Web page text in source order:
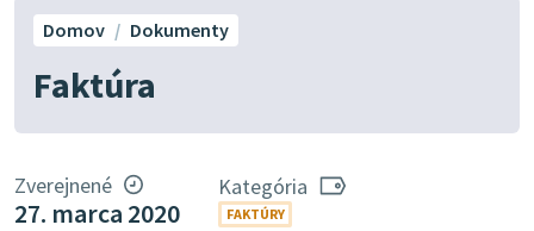
Faktúra
Domov Dokumenty
Zverejnené
27. marca 2020
Kategória
FAKTÚRY